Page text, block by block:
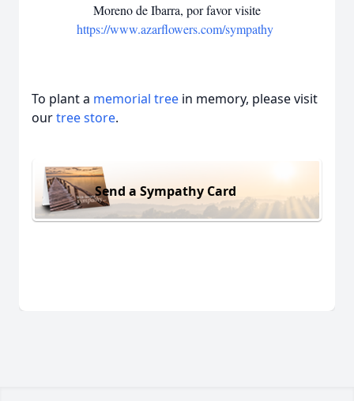
Moreno de Ibarra, por favor visite
https://www.azarflowers.com/sympathy
To plant a memorial tree in memory, please visit
ourtree store.
Send a Sympathy Card